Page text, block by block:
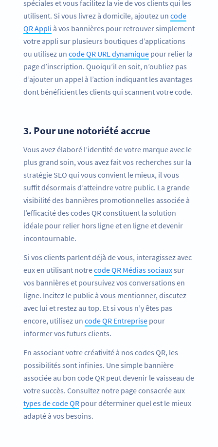
spéciales et vous facilitez la vie de vos clients qui les
utilisent. Si vous livrez à domicile, ajoutez un code
QR Appli à vos bannières pour retrouver simplement
votre appli sur plusieurs boutiques d’applications
ou utilisez un code QR URL dynamique pour relier la
page d’inscription. Quoiqu’il en soit, n’oubliez pas
d’ajouter un appel à l’action indiquant les avantages
dont bénéficient les clients qui scannent votre code.
3. Pour une notoriété accrue
Vous avez élaboré l’identité de votre marque avec le
plus grand soin, vous avez fait vos recherches sur la
stratégie SEO qui vous convient le mieux, il vous
suffit désormais d’atteindre votre public. La grande
visibilité des bannières promotionnelles associée à
l’efficacité des codes QR constituent la solution
idéale pour relier hors ligne et en ligne et devenir
incontournable.
Si vos clients parlent déjà de vous, interagissez avec
eux en utilisant notrecode QR Médias sociauxsur
vos bannières et poursuivez vos conversations en
ligne. Incitez le public à vous mentionner, discutez
avec lui et restez au top. Et si vous n’y êtes pas
encore, utilisez un code QR Entreprise pour
informer vos futurs clients.
En associant votre créativité à nos codes QR, les
possibilités sont infinies. Une simple bannière
associée au bon code QR peut devenir le vaisseau de
votre succès. Consultez notre page consacrée aux
types de code QR pour déterminer quel est le mieux
adapté à vos besoins.